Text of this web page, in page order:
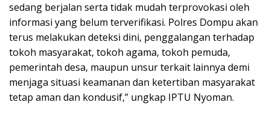
sedang berjalan serta tidak mudah terprovokasi oleh
informasi yang belum terverifikasi. Polres Dompu akan
terus melakukan deteksi dini, penggalangan terhadap
tokoh masyarakat, tokoh agama, tokoh pemuda,
pemerintah desa, maupun unsur terkait lainnya demi
menjaga situasi keamanan dan ketertiban masyarakat
tetap aman dan kondusif,” ungkap IPTU Nyoman.